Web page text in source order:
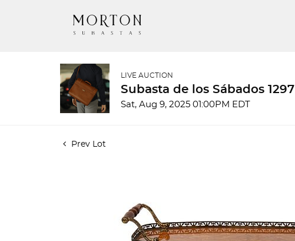
LIVE AUCTION
Subasta de los Sábados 1297
Sat, Aug 9, 2025 01:00PM EDT
Prev Lot